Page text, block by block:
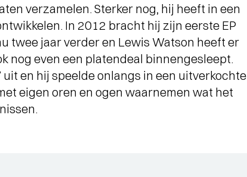
verzamelen. Sterker nog, hij heeft in een
In 2012 bracht hij zijn eerste EP
twee jaar verder en Lewis Watson heeft er
nog even een platendeal binnengesleept.
en hij speelde onlangs in een uitverkochte
eigen oren en ogen waarnemen wat het